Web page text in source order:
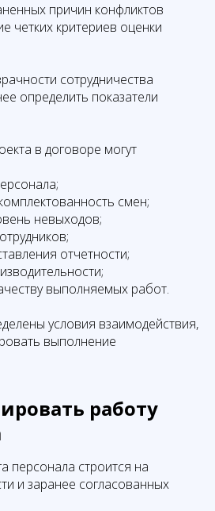
причин конфликтов
четких критериев оценки
сотрудничества
определить показатели
в договоре могут
смен;
невыходов;
отчетности;
выполняемых работ.
условия взаимодействия,
выполнение
работу
персонала строится на
и заранее согласованных